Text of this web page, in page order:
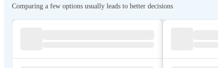
Comparing a few options usually leads to better decisions